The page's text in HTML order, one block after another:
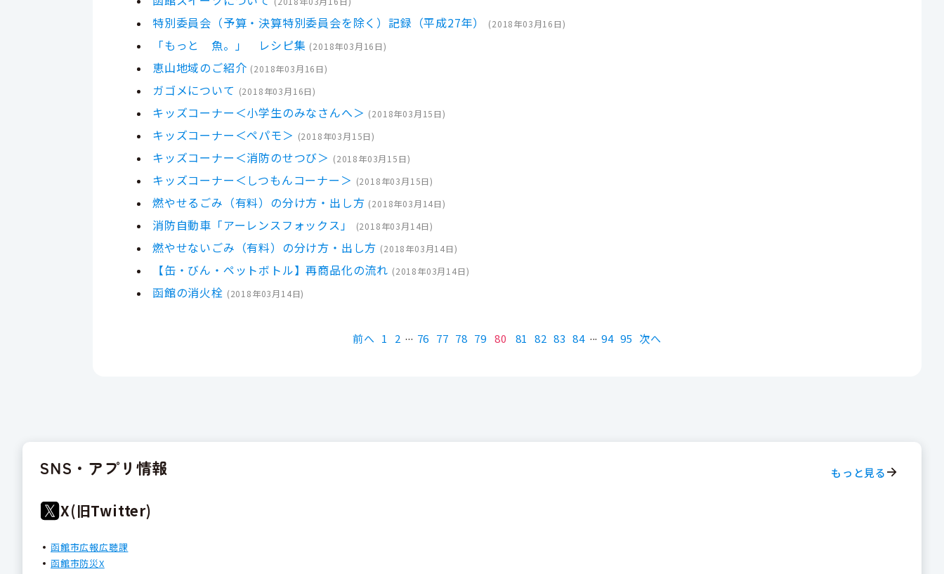
特別委員会（予算・決算特別委員会を除く）記録（平成27年） (2018年03月16日)
「もっと 魚。」 レシピ集 (2018年03月16日)
恵山地域のご紹介 (2018年03月16日)
ガゴメについて (2018年03月16日)
キッズコーナー＜小学生のみなさんへ＞ (2018年03月15日)
キッズコーナー＜ペパモ＞ (2018年03月15日)
キッズコーナー＜消防のせつび＞ (2018年03月15日)
キッズコーナー＜しつもんコーナー＞ (2018年03月15日)
燃やせるごみ（有料）の分け方・出し方 (2018年03月14日)
消防自動車「アーレンスフォックス」 (2018年03月14日)
燃やせないごみ（有料）の分け方・出し方 (2018年03月14日)
【缶・びん・ペットボトル】再商品化の流れ (2018年03月14日)
函館の消火栓 (2018年03月14日)
前へ 1 2 76 77 78 79 80 81 82 83 84 94 95 次へ
SNS・アプリ情報 もっと見る
X(旧Twitter)
函館市広報広聴課
函館市防災X